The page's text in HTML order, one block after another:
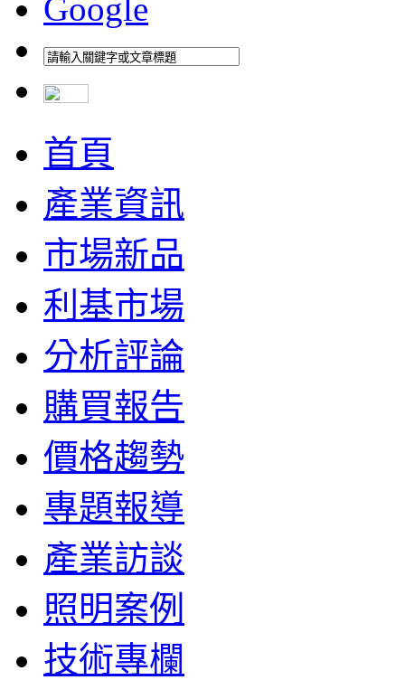
Google
首頁
產業資訊
市場新品
利基市場
分析評論
購買報告
價格趨勢
專題報導
產業訪談
照明案例
技術專欄